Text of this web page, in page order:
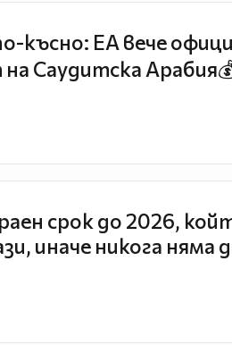
късно: EA вече
Саудитска
срок до 2026,
иначе никога няма